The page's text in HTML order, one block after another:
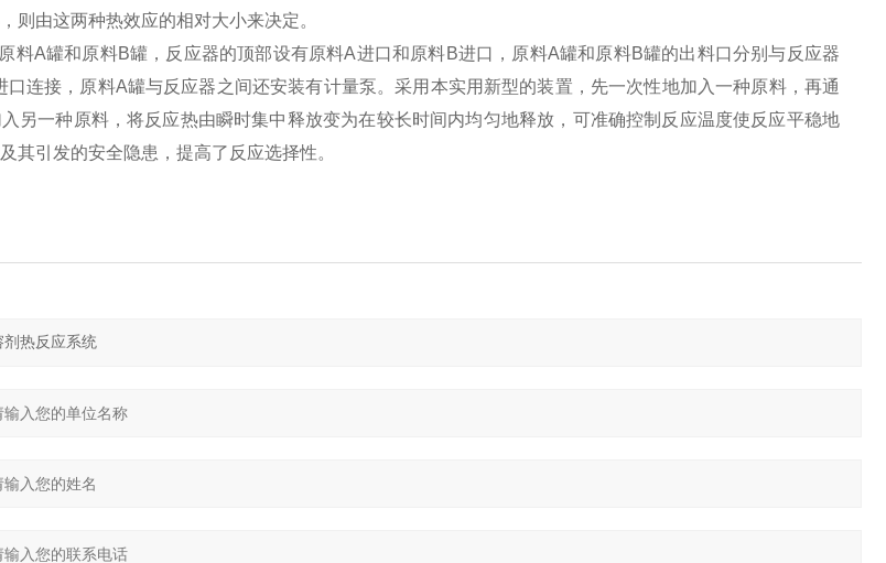
则由这两种热效应的相对大小来决定。
料A罐和原料B罐，反应器的顶部设有原料A进口和原料B进口，原料A罐和原料B罐的出料口分别与反应器
口连接，原料A罐与反应器之间还安装有计量泵。采用本实用新型的装置，先一次性地加入一种原料，再通
另一种原料，将反应热由瞬时集中释放变为在较长时间内均匀地释放，可准确控制反应温度使反应平稳地
其引发的安全隐患，提高了反应选择性。